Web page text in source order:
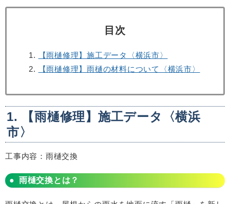
目次
【雨樋修理】施工データ〈横浜市〉
【雨樋修理】雨樋の材料について〈横浜市〉
1. 【雨樋修理】施工データ〈横浜
市〉
工事内容：雨樋交換
雨樋交換とは？